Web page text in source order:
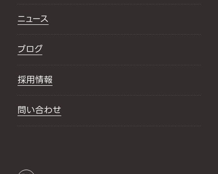
ニュース
ブログ
採用情報
問い合わせ